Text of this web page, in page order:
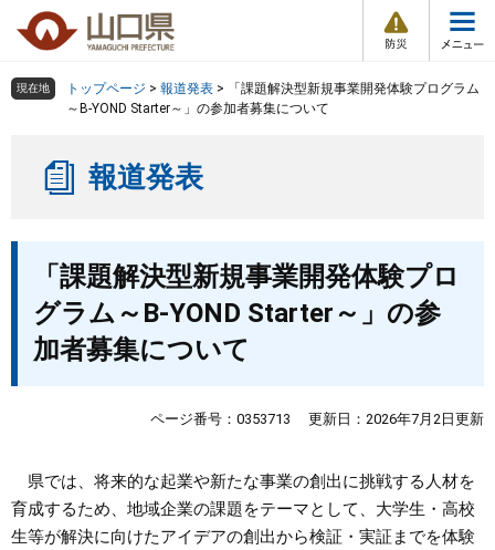
の
ー
情
報
メ
ュ
組織で探す
くらし・環境
健康・福祉
教育・文化・スポーツ
しごと・産業・観光
まちづくり
検索の仕方 組織で探す
現在地 トップページ > 報道発表 >
「課題解決型新規事業開発体験プログラム
～B-YOND Starter～」の参加者募集について
報道発表
「課題解決型新規事業開発体験プロ
グラム～B-YOND Starter～」の参
加者募集について
ページ番号：0353713 更新日：2026年7月2日更新
県では、将来的な起業や新たな事業の創出に挑戦する人材を
育成するため、地域企業の課題をテーマとして、大学生・高校
生等が解決に向けたアイデアの創出から検証・実証までを体験